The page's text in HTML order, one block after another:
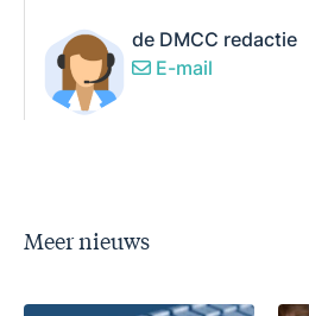
de DMCC redactie
E-mail
Meer nieuws